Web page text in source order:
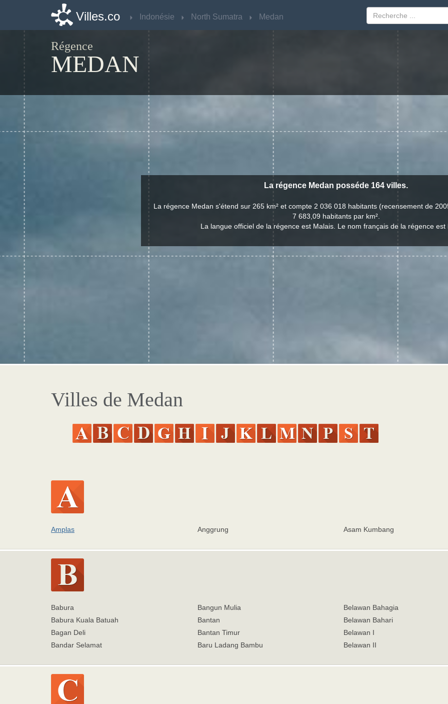
Villes.co Indonésie North Sumatra Medan
Régence
MEDAN
La régence Medan posséde 164 villes.
La régence Medan s'étend sur 265 km² et compte 2 036 018 habitants (recensement de
7 683,09 habitants par km².
La langue officiel de la régence est Malais. Le nom français de la régence est
Villes de Medan
Amplas Anggrung Asam Kumbang
Babura
Babura Kuala Batuah
Bagan Deli
Bandar Selamat
Bangun Mulia
Bantan
Bantan Timur
Baru Ladang Bambu
Belawan Bahagia
Belawan Bahari
Belawan I
Belawan II
Villes.co Indonésie North Sumatra Medan